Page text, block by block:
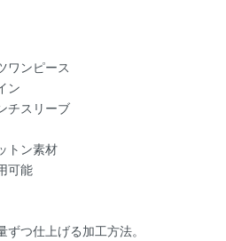
ワンピース
ン
チスリーブ
トン素材
可能
つ仕上げる加工方法。